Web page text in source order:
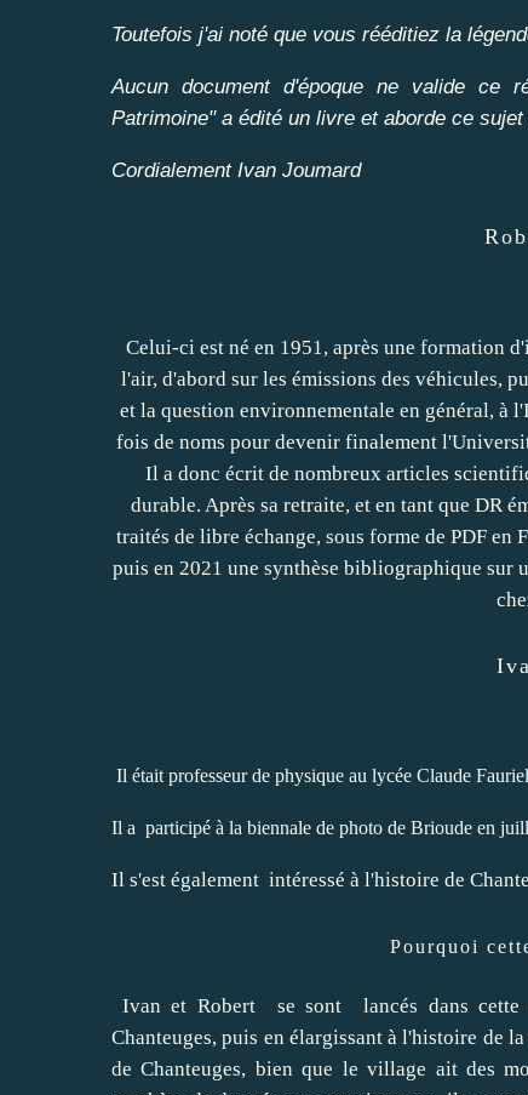
Toutefois j'ai noté que vous rééditiez la
Aucun document d'époque ne valide ce
Patrimoine" a édité un livre et aborde ce
Cordialement Ivan Joumard
Celui-ci est né en 1951, après une formation
l'air, d'abord sur les émissions des véhicules,
et la question environnementale en général, à
fois de noms pour devenir finalement
Il a donc écrit de nombreux articles
durable. Après sa retraite, et en tant que DR
traités de libre échange, sous forme de PDF
puis en 2021 une synthèse bibliographique sur
Il était professeur de physique au lycée Claude
Il a participé à la biennale de photo de Brioude en
Il s'est également intéressé à l'histoire de
Pourquoi
Ivan et Robert se sont lancés dans cette
Chanteuges, puis en élargissant à l'histoire de
de Chanteuges, bien que le village ait des